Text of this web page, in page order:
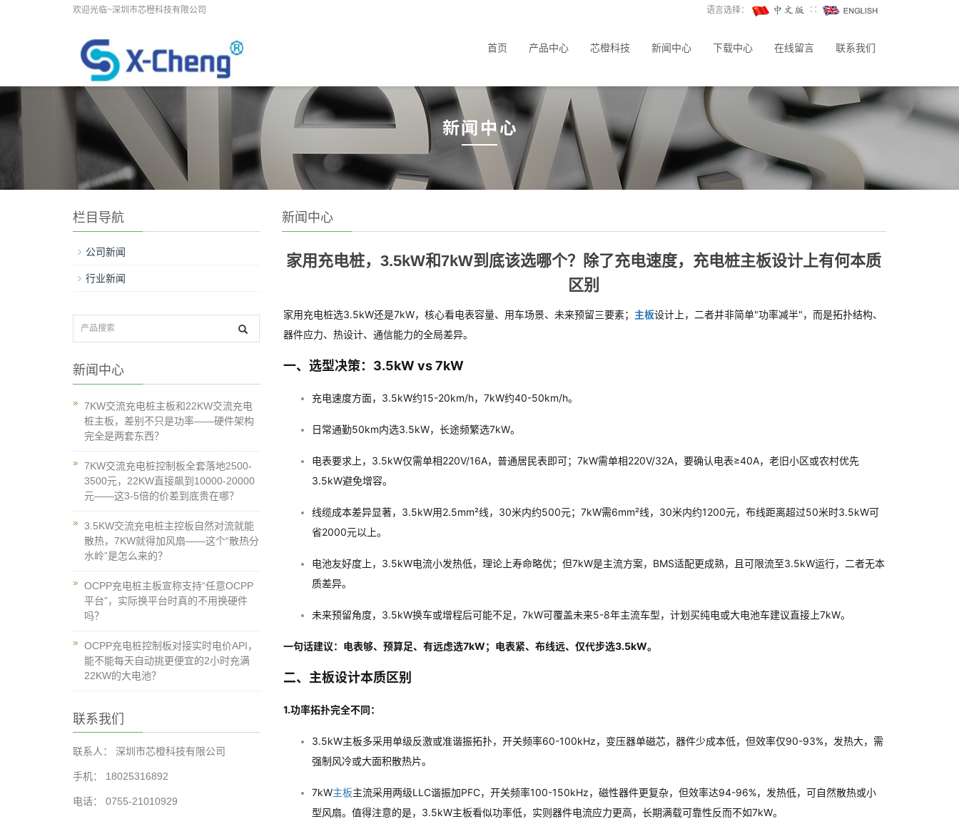
欢迎光临~深圳市芯橙科技有限公司 语言选择： ∷
首页 产品中心 芯橙科技 新闻中心 下载中心 在线留言 联系我们
新闻中心
家用充电桩，3.5kW和7kW到底该选哪个？除了充电速度，充电桩主板设计上有何本质
区别
家用充电桩选3.5kW还是7kW，核心看电表容量、用车场景、未来预留三要素； 主板设计上，二者并非简单"功率减半"，而是拓扑结构、
器件应力、热设计、通信能力的全局差异。
一、选型决策：3.5kW vs 7kW
充电速度方面，3.5kW约15-20km/h，7kW约40-50km/h。
日常通勤50km内选3.5kW，长途频繁选7kW。
电表要求上，3.5kW仅需单相220V/16A，普通居民表即可； 7kW需单相220V/32A，要确认电表≥40A，老旧小区或农村优先
3.5kW避免增容。
线缆成本差异显著，3.5kW用2.5mm²线，30米内约500元；7kW需6mm²线，30米内约1200元，布线距离超过50米时3.5kW可
省2000元以上。
电池友好度上， 3.5kW电流小发热低，理论上寿命略优；但7kW是主流方案，BMS适配更成熟，且可限流至3.5kW运行，二者无本
质差异。
未来预留角度，3.5kW换车或增程后可能不足，7kW可覆盖未来5-8年主流车型，计划买纯电或大电池车建议直接上7kW。
一句话建议：电表够、预算足、有远虑选7kW；电表紧、布线远、仅代步选3.5kW。
二、主板设计本质区别
1.功率拓扑完全不同：
3.5kW主板多采用单级反激或准谐振拓扑，开关频率60-100kHz，变压器单磁芯，器件少成本低，但效率仅90-93%，发热大，需
强制风冷或大面积散热片。
7kW主板主流采用两级LLC谐振加PFC，开关频率100-150kHz，磁性器件更复杂，但效率达94-96%，发热低，可自然散热或小
型风扇。值得注意的是，3.5kW主板看似功率低，实则器件电流应力更高，长期满载可靠性反而不如7kW。
栏目导航
公司新闻
行业新闻
新闻中心
7KW交流充电桩主板和22KW交流充电
桩主板，差别不只是功率——硬件架构
完全是两套东西？
7KW交流充电桩控制板全套落地2500-
3500元，22KW直接飙到10000-20000
元——这3-5倍的价差到底贵在哪？
3.5KW交流充电桩主控板自然对流就能
散热，7KW就得加风扇——这个“散热分
水岭”是怎么来的？
OCPP充电桩主板宣称支持“任意OCPP
平台”，实际换平台时真的不用换硬件
吗？
OCPP充电桩控制板对接实时电价API，
能不能每天自动挑更便宜的2小时充满
22KW的大电池？
联系我们
联系人： 深圳市芯橙科技有限公司
手机： 18025316892
电话： 0755-21010929